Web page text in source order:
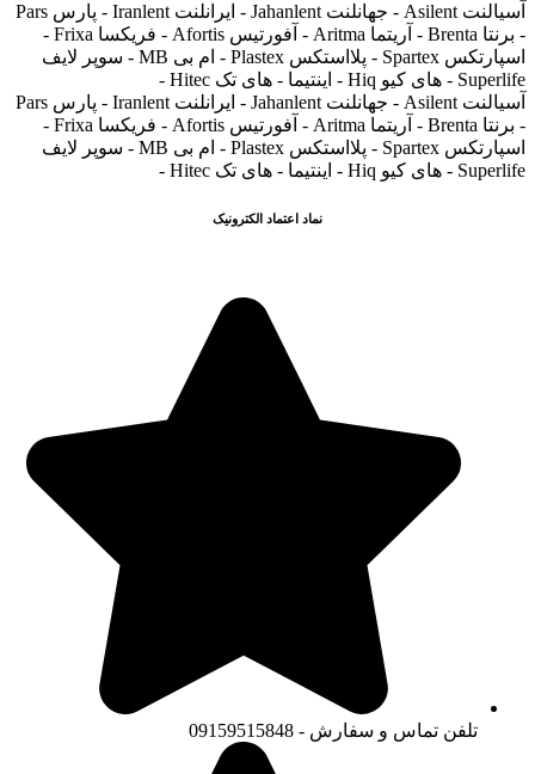
آسیالنت Asilent - جهانلنت Jahanlent - ایرانلنت Iranlent - پارس Pars
- برنتا Brenta - آریتما Aritma - آفورتیس Afortis - فریکسا Frixa -
اسپارتکس Spartex - پلااستکس Plastex - ام بی MB - سوپر لایف
Superlife - های کیو Hiq - اینتیما - های تک Hitec -
آسیالنت Asilent - جهانلنت Jahanlent - ایرانلنت Iranlent - پارس Pars
- برنتا Brenta - آریتما Aritma - آفورتیس Afortis - فریکسا Frixa -
اسپارتکس Spartex - پلااستکس Plastex - ام بی MB - سوپر لایف
Superlife - های کیو Hiq - اینتیما - های تک Hitec -
نماد اعتماد الکترونیک
تلفن تماس و سفارش - 09159515848